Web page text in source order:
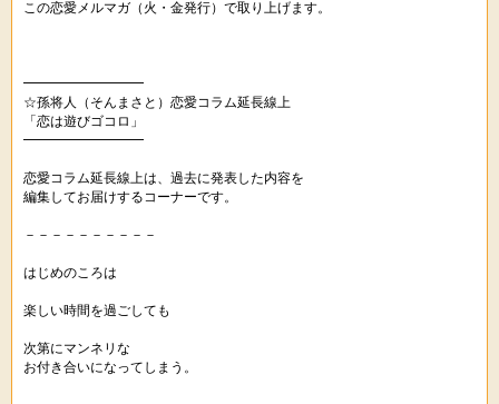
この恋愛メルマガ（火・金発行）で取り上げます。
━━━━━━━━━
☆孫将人（そんまさと）恋愛コラム延長線上
「恋は遊びゴコロ」
━━━━━━━━━
恋愛コラム延長線上は、過去に発表した内容を
編集してお届けするコーナーです。
－－－－－－－－－－
はじめのころは
楽しい時間を過ごしても
次第にマンネリな
お付き合いになってしまう。